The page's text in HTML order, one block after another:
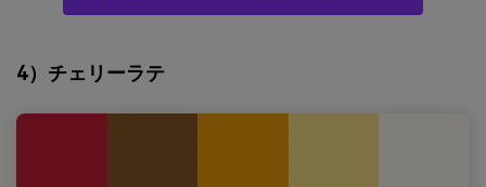
4）チェリーラテ